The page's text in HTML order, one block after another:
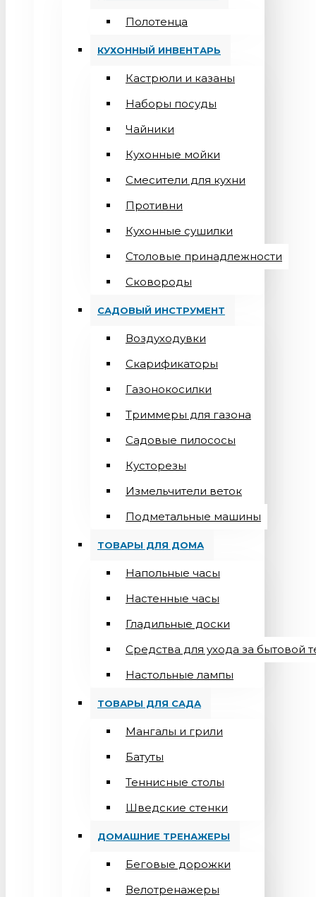
Полотенца
КУХОННЫЙ ИНВЕНТАРЬ
Кастрюли и казаны
Наборы посуды
Чайники
Кухонные мойки
Смесители для кухни
Противни
Кухонные сушилки
Столовые принадлежности
Сковороды
САДОВЫЙ ИНСТРУМЕНТ
Воздуходувки
Скарификаторы
Газонокосилки
Триммеры для газона
Садовые пилососы
Кусторезы
Измельчители веток
Подметальные машины
ТОВАРЫ ДЛЯ ДОМА
Напольные часы
Настенные часы
Гладильные доски
Средства для ухода за бытовой
Настольные лампы
ТОВАРЫ ДЛЯ САДА
Мангалы и грили
Батуты
Теннисные столы
Шведские стенки
ДОМАШНИЕ ТРЕНАЖЕРЫ
Беговые дорожки
Велотренажеры